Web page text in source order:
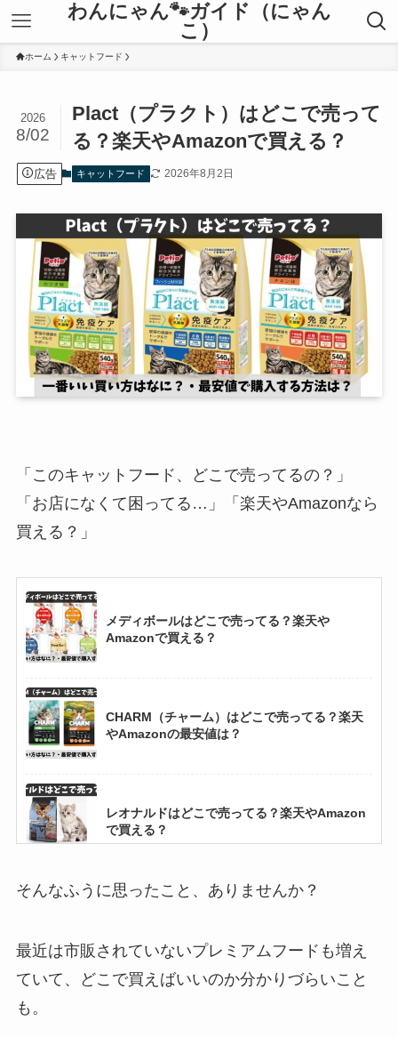
わんにゃん🐾ガイド（にゃん
こ）
ホーム キャットフード
Plact（プラクト）はどこで売って
る？楽天やAmazonで買える？
2026
8/02
広告 キャットフード 2026年8月2日
「このキャットフード、どこで売ってるの？」
「お店になくて困ってる…」「楽天やAmazonなら
買える？」
メディボールはどこで売ってる？楽天や
Amazonで買える？
CHARM（チャーム）はどこで売ってる？楽天
やAmazonの最安値は？
レオナルドはどこで売ってる？楽天やAmazon
で買える？
そんなふうに思ったこと、ありませんか？
最近は市販されていないプレミアムフードも増え
ていて、どこで買えばいいのか分かりづらいこと
も。